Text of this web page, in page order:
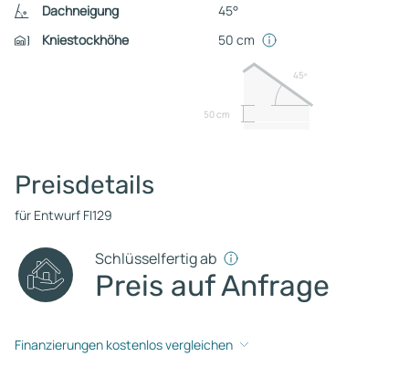
Dachneigung
45°
Kniestockhöhe
50 cm
50 cm
45º
Preisdetails
für Entwurf FI129
Schlüsselfertig ab
Preis auf Anfrage
Finanzierungen kostenlos vergleichen